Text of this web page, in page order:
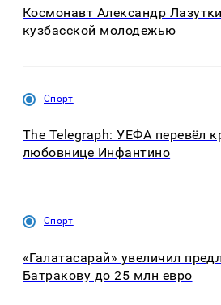
Космонавт Александр
кузбасской молодежью
Спорт
The Telegraph: УЕФА перевёл
любовнице Инфантино
Спорт
«Галатасарай» увеличил
Батракову до 25 млн евро